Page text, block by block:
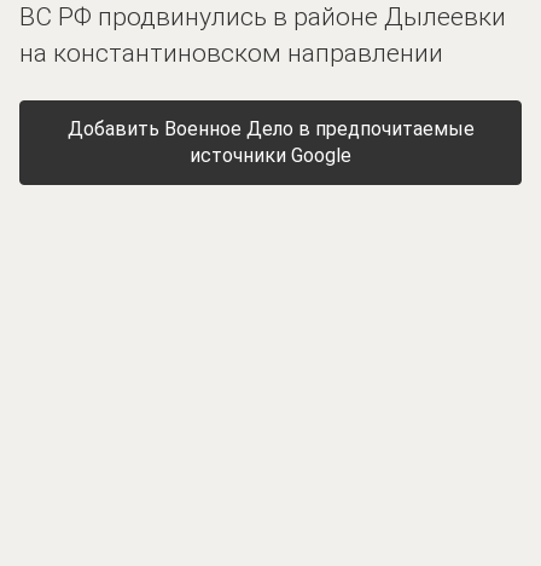
ВС РФ продвинулись в районе Дылеевки
на константиновском направлении
Добавить Военное Дело в предпочитаемые
источники Google